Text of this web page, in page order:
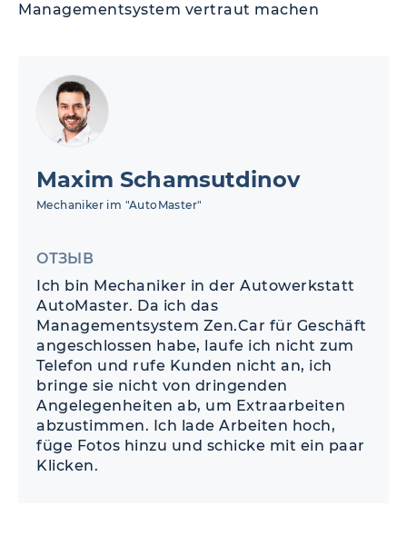
Maxim Schamsutdinov
Mechaniker im "AutoMaster"
ОТЗЫВ
Ich bin Mechaniker in der Autowerkstatt
AutoMaster. Da ich das
Managementsystem Zen.Car für Geschäft
angeschlossen habe, laufe ich nicht zum
Telefon und rufe Kunden nicht an, ich
bringe sie nicht von dringenden
Angelegenheiten ab, um Extraarbeiten
abzustimmen. Ich lade Arbeiten hoch,
füge Fotos hinzu und schicke mit ein paar
Klicken.
Managementsystem vertraut machen